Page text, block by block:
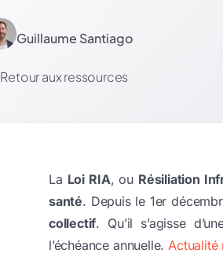
Guillaume Santiago
Retour aux ressources
La Loi RIA, ou Résiliation
santé. Depuis le 1er
collectif. Qu’il s’agisse
l’échéance annuelle. Actualité